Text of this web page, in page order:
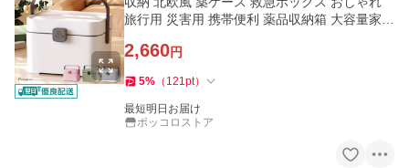
旅行用 災害用 携帯便利 薬品収納箱 大容量家庭
2,660円
5% （ 121pt）
最短明日お届け
ポッコロストア